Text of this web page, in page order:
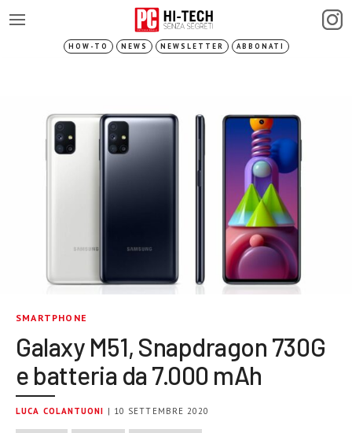
HOW-TO NEWS NEWSLETTER ABBONATI
SMARTPHONE
Galaxy M51, Snapdragon 730G
e batteria da 7.000 mAh
LUCA COLANTUONI | 10 SETTEMBRE 2020